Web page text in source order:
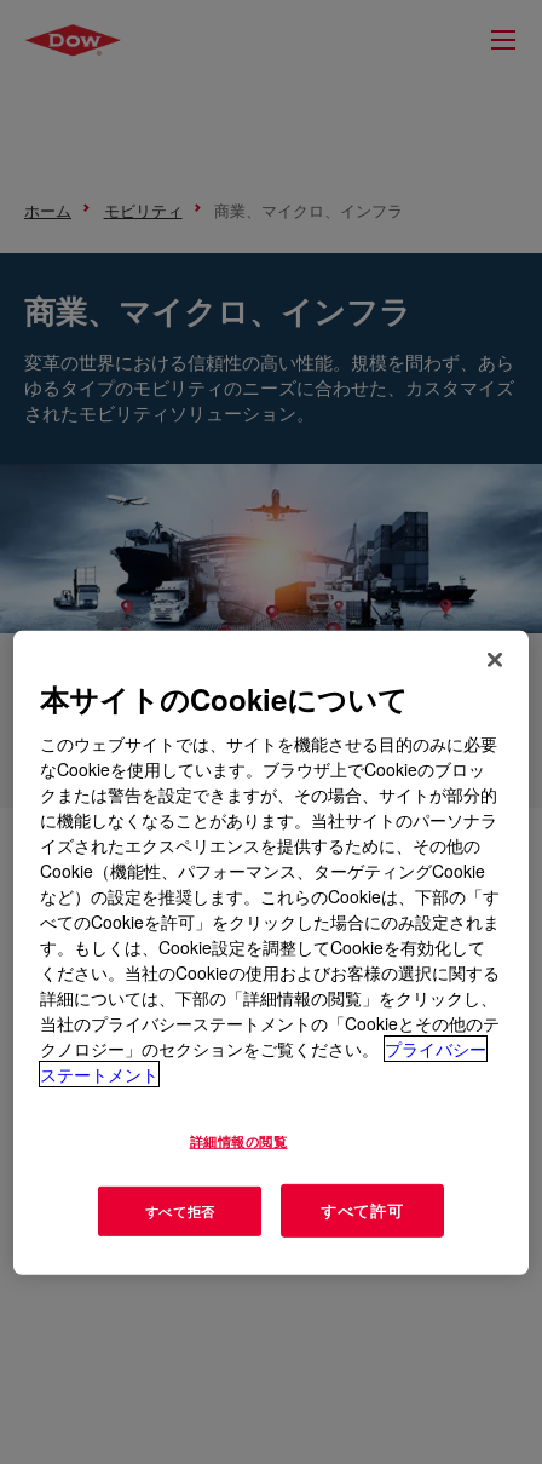
ホーム モビリティ 商業、マイクロ、インフラ
商業、マイクロ、インフラ
変革の世界における信頼性の高い性能。規模を問わず、あら
ゆるタイプのモビリティのニーズに合わせた、カスタマイズ
されたモビリティソリューション。
製品
各種サポート
詳細 商業、マイクロ、インフラ
本サイトのCookieについて
このウェブサイトでは、サイトを機能させる目的のみに必要
なCookieを使用しています。ブラウザ上でCookieのブロッ
クまたは警告を設定できますが、その場合、サイトが部分的
に機能しなくなることがあります。当社サイトのパーソナラ
イズされたエクスペリエンスを提供するために、その他の
Cookie（機能性、パフォーマンス、ターゲティングCookie
など）の設定を推奨します。これらのCookieは、下部の「す
べてのCookieを許可」をクリックした場合にのみ設定されま
す。もしくは、Cookie設定を調整してCookieを有効化して
ください。当社のCookieの使用およびお客様の選択に関する
詳細については、下部の「詳細情報の閲覧」をクリックし、
当社のプライバシーステートメントの「Cookieとその他のテ
クノロジー」のセクションをご覧ください。
プライバシー
ステートメント
詳細情報の閲覧
すべて拒否 すべて許可